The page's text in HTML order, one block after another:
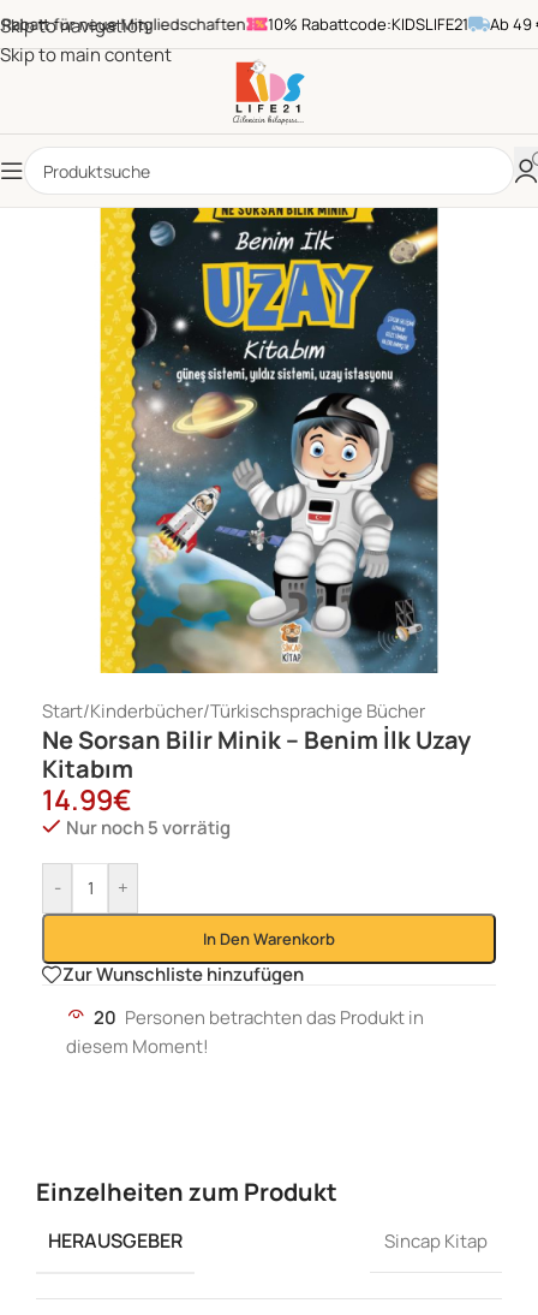
Skip to navigation
Skip to main content
für neue Mitgliedschaften 10% Rabattcode:KIDSLIFE21 Ab 49 €
Start/Kinderbücher/Türkischsprachige Bücher
Ne Sorsan Bilir Minik – Benim İlk Uzay
Kitabım
14.99€
Nur noch 5 vorrätig
- +
In Den Warenkorb
Zur Wunschliste hinzufügen
20 Personen betrachten das Produkt in
diesem Moment!
Einzelheiten zum Produkt
HERAUSGEBER Sincap Kitap